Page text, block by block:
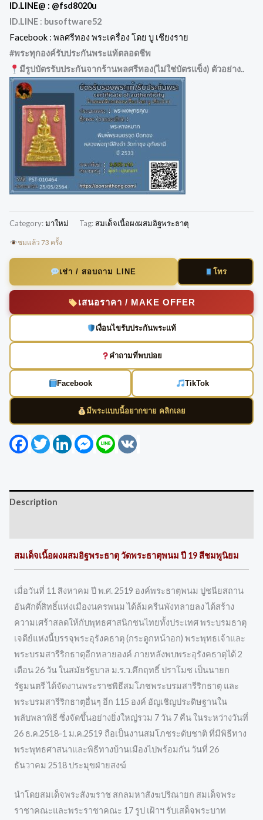
ID.LINE@ : @fsd8020u
ID.LINE : busoftware52
Facebook : พลศรีทอง พระเครื่อง โดย บู เชียงราย
#พระทุกองค์รับประกันพระแท้ตลอดชีพ
มีรูปบัตรรับประกันจากร้านพลศรีทอง(ไม่ใช่บัตรแข็ง) ตัวอย่าง..
Category:มาใหม่ Tag: สมเด็จเนื้อผงผสมอิฐพระธาตุ
ชมแล้ว 73 ครั้ง
เช่า / สอบถาม LINE โทร
เสนอราคา / MAKE OFFER
เงื่อนไขรับประกันพระแท้
คำถามที่พบบ่อย
Facebook TikTok
มีพระแบบนี้อยากขาย คลิกเลย
FacebookTwitterLinkedInMessenger
Line
Description
สมเด็จเนื้อผงผสมอิฐพระธาตุ วัดพระธาตุพนม ปี 19 สีชมพูนิยม
เมื่อวันที่ 11 สิงหาคม ปี พ.ศ. 2519 องค์พระธาตุพนม ปูชนียสถาน
อันศักดิ์สิทธิ์แห่งเมืองนครพนม ได้ล้มครืนพังทลายลง ได้สร้าง
ความเศร้าสลดให้กับพุทธศาสนิกชนไทยทั้งประเทศ พระบรมธาตุ
เจดีย์แห่งนี้บรรจุพระอุรังคธาตุ (กระดูกหน้าอก) พระพุทธเจ้าและ
พระบรมสารีริกธาตุอีกหลายองค์ ภายหลังพบพระอุรังคธาตุได้ 2
เดือน 26 วัน ในสมัยรัฐบาล ม.ร.ว.คึกฤทธิ์ ปราโมช เป็นนายก
รัฐมนตรี ได้จัดงานพระราชพิธีสมโภชพระบรมสารีริกธาตุ และ
พระบรมสารีริกธาตุอื่นๆ อีก 115 องค์ อัญเชิญประดิษฐานใน
พลับพลาพิธี ซึ่งจัดขึ้นอย่างยิ่งใหญ่รวม 7 วัน 7 คืน ในระหว่างวันที่
26 ธ.ค.2518-1 ม.ค.2519 ถือเป็นงานสมโภชระดับชาติ ที่มีพิธีทาง
พระพุทธศาสนาและพิธีทางบ้านเมืองไปพร้อมกัน วันที่ 26
ธันวาคม 2518 ประมุขฝ่ายสงฆ์
นำโดยสมเด็จพระสังฆราช สกลมหาสังฆปริณายก สมเด็จพระ
ราชาคณะและพระราชาคณะ 17 รูป เฝ้าฯ รับเสด็จพระบาท